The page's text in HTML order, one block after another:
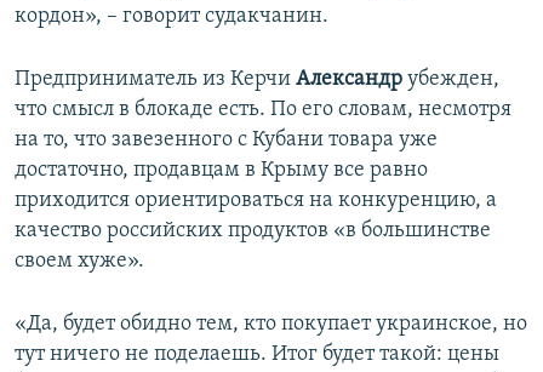
кордон», – говорит судакчанин.
Предприниматель из Керчи Александр убежден,
что смысл в блокаде есть. По его словам, несмотря
на то, что завезенного с Кубани товара уже
достаточно, продавцам в Крыму все равно
приходится ориентироваться на конкуренцию, а
качество российских продуктов «в большинстве
своем хуже».
«Да, будет обидно тем, кто покупает украинское, но
тут ничего не поделаешь. Итог будет такой: цены